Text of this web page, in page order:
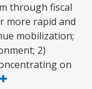
through fiscal
more rapid and
mobilization;
2)
on